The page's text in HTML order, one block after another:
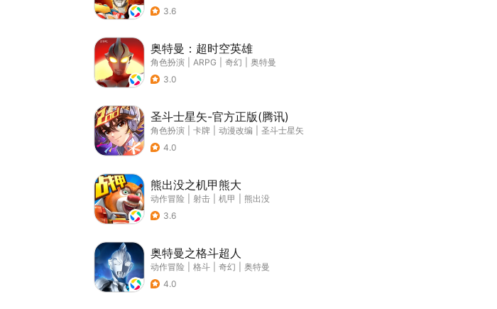
3.6
奥特曼：超时空英雄
角色扮演 ARPG 奇幻
奥特曼
3.0
圣斗士星矢-官方正版(腾讯)
角色扮演 卡牌 动漫改编
圣斗士星矢
4.0
熊出没之机甲熊大
动作冒险 射击 机甲
熊出没
3.6
奥特曼之格斗超人
动作冒险 格斗 奇幻
奥特曼
4.0